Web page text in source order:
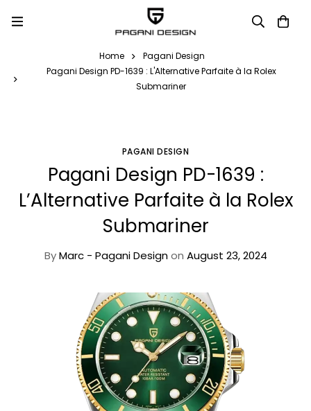
Home
Pagani Design
Pagani Design PD-1639 : L'Alternative Parfaite à la Rolex
Submariner
PAGANI DESIGN
Pagani Design PD-1639 :
L’Alternative Parfaite à la Rolex
Submariner
ByMarc - Pagani Design on August 23, 2024